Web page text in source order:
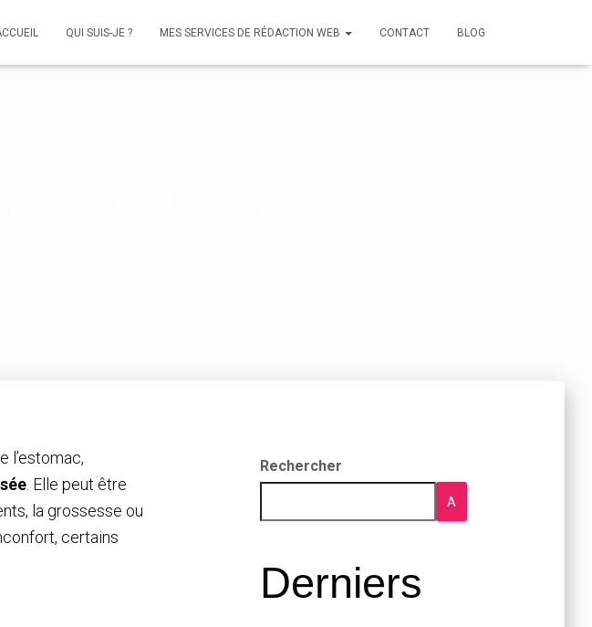
QUI SUIS-JE ? MES SERVICES DE RÉDACTION WEB CONTACT BLOG
l’estomac,
. Elle peut être
la grossesse ou
certains
Rechercher
A
Derniers